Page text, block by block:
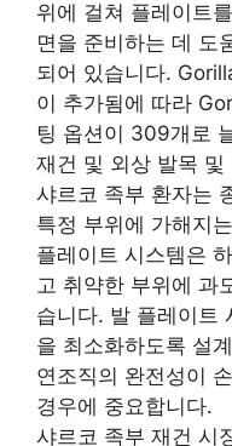
위에 걸쳐 플레이트
면을 준비하는 데 도
되어 있습니다.
이 추가됨에 따라
팅 옵션이 309개로
재건 및 외상 발목
샤르코 족부 환자는
특정 부위에 가해지
플레이트 시스템은
고 취약한 부위에 과
습니다. 발 플레이트
을 최소화하도록 설
연조직의 완전성이
경우에 중요합니다.
샤르코 족부 재건 시